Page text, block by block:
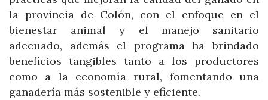
la provincia de Colón, con el enfoque en el
bienestar animal y el manejo sanitario
adecuado, además el programa ha brindado
beneficios tangibles tanto a los productores
como a la economía rural, fomentando una
ganadería más sostenible y eficiente.